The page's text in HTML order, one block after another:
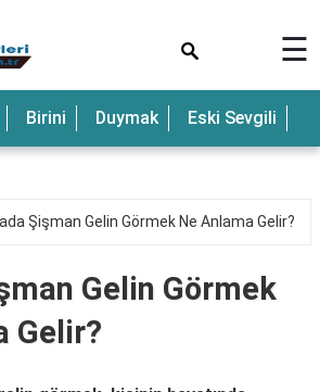
☰
Birini Duymak Eski Sevgili
Şişman Gelin Görmek Ne Anlama Gelir?
Gelin Görmek
Gelir?